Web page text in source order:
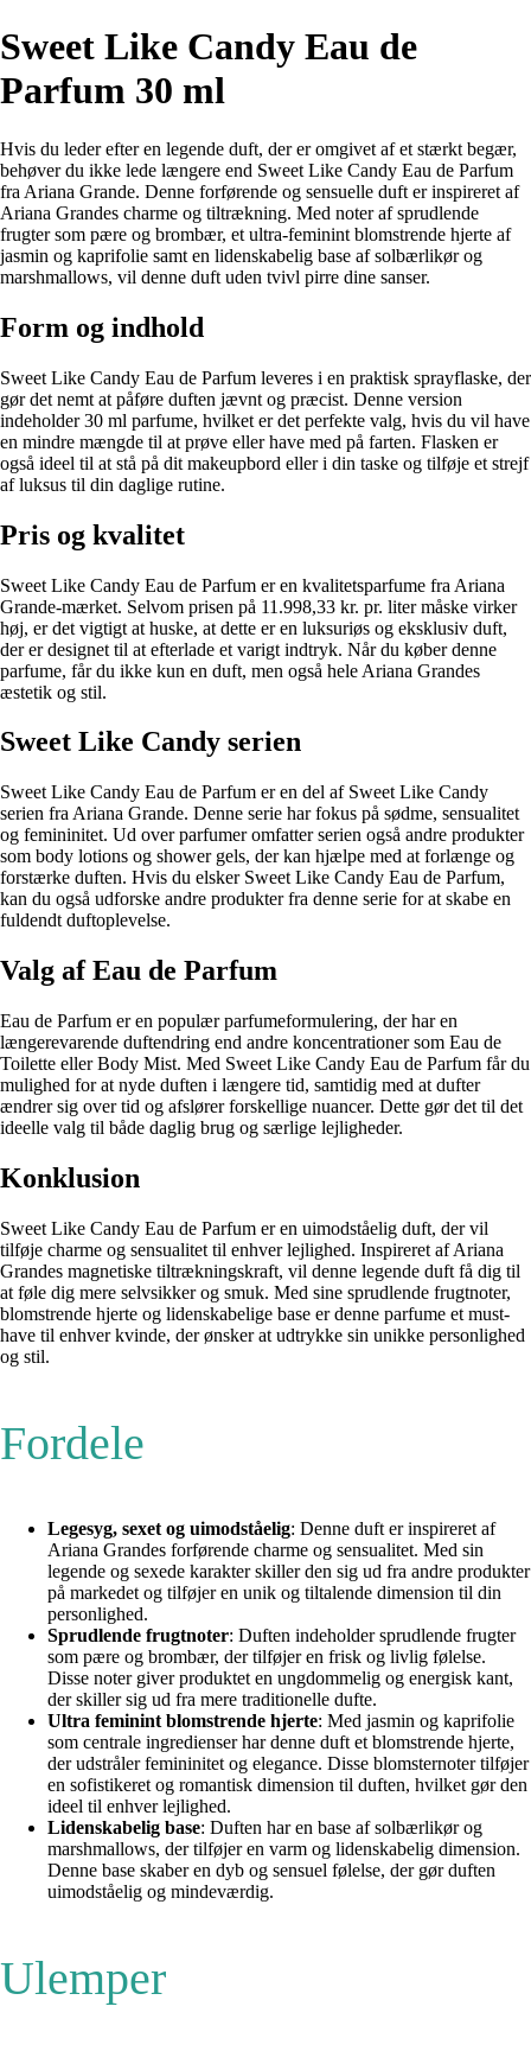
Sweet Like Candy Eau de
Parfum 30 ml
Hvis du leder efter en legende duft, der er omgivet af et stærkt begær,
behøver du ikke lede længere end Sweet Like Candy Eau de Parfum
fra Ariana Grande. Denne forførende og sensuelle duft er inspireret af
Ariana Grandes charme og tiltrækning. Med noter af sprudlende
frugter som pære og brombær, et ultra-feminint blomstrende hjerte af
jasmin og kaprifolie samt en lidenskabelig base af solbærlikør og
marshmallows, vil denne duft uden tvivl pirre dine sanser.
Form og indhold
Sweet Like Candy Eau de Parfum leveres i en praktisk sprayflaske, der
gør det nemt at påføre duften jævnt og præcist. Denne version
indeholder 30 ml parfume, hvilket er det perfekte valg, hvis du vil have
en mindre mængde til at prøve eller have med på farten. Flasken er
også ideel til at stå på dit makeupbord eller i din taske og tilføje et strejf
af luksus til din daglige rutine.
Pris og kvalitet
Sweet Like Candy Eau de Parfum er en kvalitetsparfume fra Ariana
Grande-mærket. Selvom prisen på 11.998,33 kr. pr. liter måske virker
høj, er det vigtigt at huske, at dette er en luksuriøs og eksklusiv duft,
der er designet til at efterlade et varigt indtryk. Når du køber denne
parfume, får du ikke kun en duft, men også hele Ariana Grandes
æstetik og stil.
Sweet Like Candy serien
Sweet Like Candy Eau de Parfum er en del af Sweet Like Candy
serien fra Ariana Grande. Denne serie har fokus på sødme, sensualitet
og femininitet. Ud over parfumer omfatter serien også andre produkter
som body lotions og shower gels, der kan hjælpe med at forlænge og
forstærke duften. Hvis du elsker Sweet Like Candy Eau de Parfum,
kan du også udforske andre produkter fra denne serie for at skabe en
fuldendt duftoplevelse.
Valg af Eau de Parfum
Eau de Parfum er en populær parfumeformulering, der har en
længerevarende duftendring end andre koncentrationer som Eau de
Toilette eller Body Mist. Med Sweet Like Candy Eau de Parfum får du
mulighed for at nyde duften i længere tid, samtidig med at dufter
ændrer sig over tid og afslører forskellige nuancer. Dette gør det til det
ideelle valg til både daglig brug og særlige lejligheder.
Konklusion
Sweet Like Candy Eau de Parfum er en uimodståelig duft, der vil
tilføje charme og sensualitet til enhver lejlighed. Inspireret af Ariana
Grandes magnetiske tiltrækningskraft, vil denne legende duft få dig til
at føle dig mere selvsikker og smuk. Med sine sprudlende frugtnoter,
blomstrende hjerte og lidenskabelige base er denne parfume et must-
have til enhver kvinde, der ønsker at udtrykke sin unikke personlighed
og stil.
Fordele
Legesyg, sexet og uimodståelig: Denne duft er inspireret af
Ariana Grandes forførende charme og sensualitet. Med sin
legende og sexede karakter skiller den sig ud fra andre produkter
på markedet og tilføjer en unik og tiltalende dimension til din
personlighed.
Sprudlende frugtnoter: Duften indeholder sprudlende frugter
som pære og brombær, der tilføjer en frisk og livlig følelse.
Disse noter giver produktet en ungdommelig og energisk kant,
der skiller sig ud fra mere traditionelle dufte.
Ultra feminint blomstrende hjerte: Med jasmin og kaprifolie
som centrale ingredienser har denne duft et blomstrende hjerte,
der udstråler femininitet og elegance. Disse blomsternoter tilføjer
en sofistikeret og romantisk dimension til duften, hvilket gør den
ideel til enhver lejlighed.
Lidenskabelig base: Duften har en base af solbærlikør og
marshmallows, der tilføjer en varm og lidenskabelig dimension.
Denne base skaber en dyb og sensuel følelse, der gør duften
uimodståelig og mindeværdig.
Ulemper